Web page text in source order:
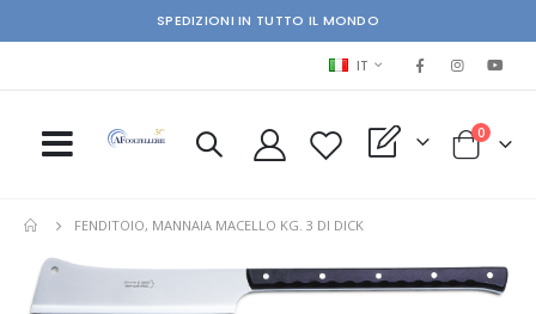
SPEDIZIONI IN TUTTO IL MONDO
LINGUA
IT
My Quote Cart
0elementi
FENDITOIO, MANNAIA MACELLO KG. 3 DI DICK
Skip
to